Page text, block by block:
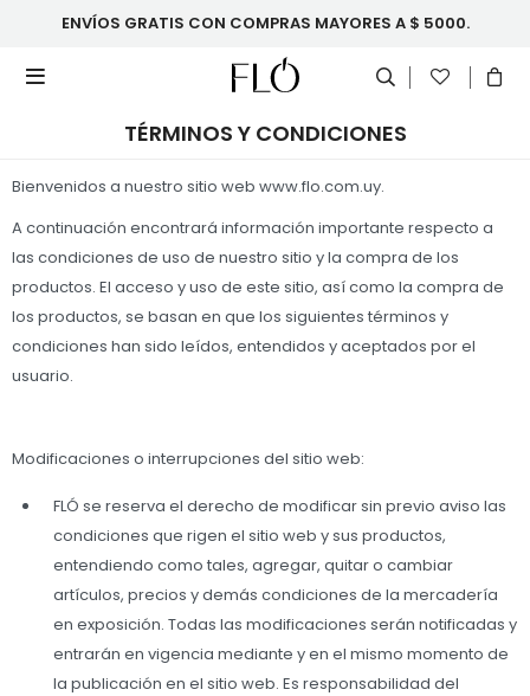
ENVÍOS GRATIS CON COMPRAS MAYORES A $ 5000.

TÉRMINOS Y CONDICIONES
Bienvenidos a nuestro sitio web www.flo.com.uy.
A continuación encontrará información importante respecto a
las condiciones de uso de nuestro sitio y la compra de los
productos. El acceso y uso de este sitio, así como la compra de
los productos, se basan en que los siguientes términos y
condiciones han sido leídos, entendidos y aceptados por el
usuario.
Modificaciones o interrupciones del sitio web:
FLÓ se reserva el derecho de modificar sin previo aviso las
condiciones que rigen el sitio web y sus productos,
entendiendo como tales, agregar, quitar o cambiar
artículos, precios y demás condiciones de la mercadería
en exposición. Todas las modificaciones serán notificadas y
entrarán en vigencia mediante y en el mismo momento de
la publicación en el sitio web. Es responsabilidad del